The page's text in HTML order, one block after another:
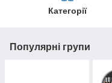
Категорії
Популярні групи